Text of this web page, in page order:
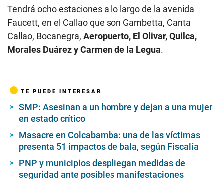
Tendrá ocho estaciones a lo largo de la avenida
Faucett, en el Callao que son Gambetta, Canta
Callao, Bocanegra, Aeropuerto, El Olivar, Quilca,
Morales Duárez y Carmen de la Legua.
TE PUEDE INTERESAR
SMP: Asesinan a un hombre y dejan a una mujer
en estado crítico
Masacre en Colcabamba: una de las víctimas
presenta 51 impactos de bala, según Fiscalía
PNP y municipios despliegan medidas de
seguridad ante posibles manifestaciones